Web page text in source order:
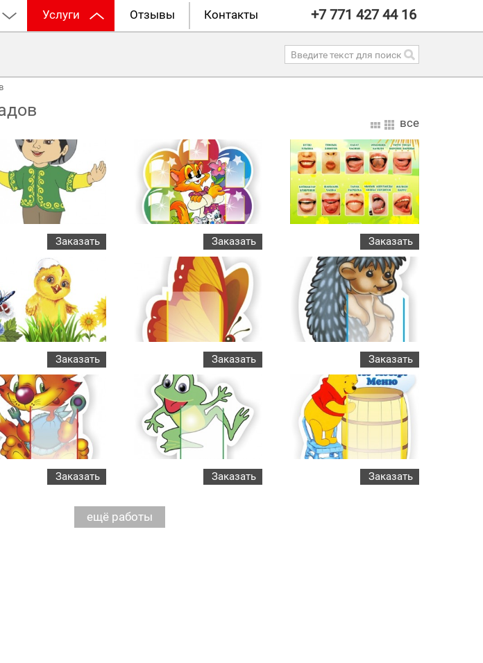
Услуги Отзывы Контакты +7 771 427 44 16
все
Заказать Заказать Заказать
Заказать Заказать Заказать
Заказать Заказать Заказать